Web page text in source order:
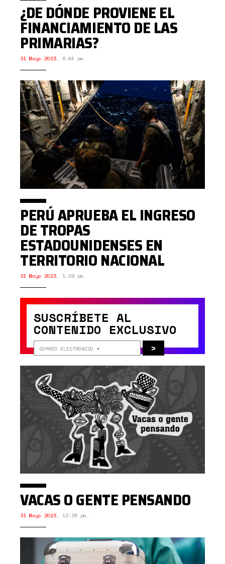
¿DE DÓNDE PROVIENE EL
FINANCIAMIENTO DE LAS
PRIMARIAS?
31 Mayo 2023, 6:44 pm.
SUSCRÍBETE AL
CONTENIDO EXCLUSIVO
>
PERÚ APRUEBA EL INGRESO
DE TROPAS
ESTADOUNIDENSES EN
TERRITORIO NACIONAL
31 Mayo 2023, 1:29 pm.
VACAS O GENTE PENSANDO
31 Mayo 2023, 12:35 pm.